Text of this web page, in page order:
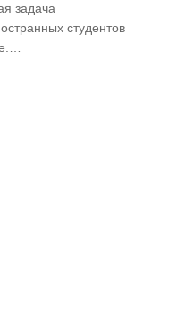
задача
студентов